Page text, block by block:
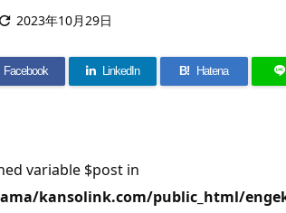
 2023年10月29日
Facebook LinkedIn B! Hatena
variable $post in
kansolink.com/public_html/